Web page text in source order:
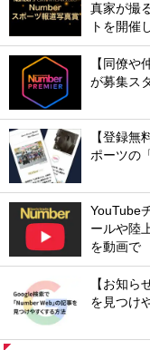
真家が撮
トを開催
【同僚や
が募集ス
【登録無
ポーツの
YouTube
ールや陸
を動画で
【お知ら
を見つけ